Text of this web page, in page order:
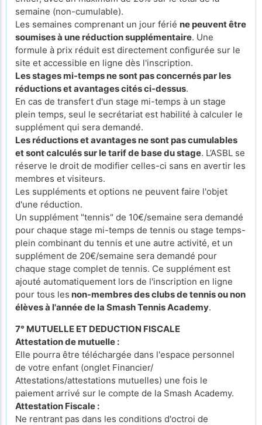
semaine (non-cumulable).
Les semaines comprenant un jour férié ne peuvent être
soumises à une réduction supplémentaire. Une
formule à prix réduit est directement configurée sur le
site et accessible en ligne dès l'inscription.
Les stages mi-temps ne sont pas concernés par les
réductions et avantages cités ci-dessus.
En cas de transfert d'un stage mi-temps à un stage
plein temps, seul le secrétariat est habilité à calculer le
supplément qui sera demandé.
Les réductions et avantages ne sont pas cumulables
et sont calculés sur le tarif de base du stage. L’ASBL se
réserve le droit de modifier celles-ci sans en avertir les
membres et visiteurs.
Les suppléments et options ne peuvent faire l'objet
d'une réduction.
Un supplément "tennis" de 10€/semaine sera demandé
pour chaque stage mi-temps de tennis ou stage temps-
plein combinant du tennis et une autre activité, et un
supplément de 20€/semaine sera demandé pour
chaque stage complet de tennis. Ce supplément est
ajouté automatiquement lors de l'inscription en ligne
pour tous les non-membres des clubs de tennis ou non
élèves à l'année de la Smash Tennis Academy.
7° MUTUELLE ET DEDUCTION FISCALE
Attestation de mutuelle :
Elle pourra être téléchargée dans l'espace personnel
de votre enfant (onglet Financier/
Attestations/attestations mutuelles) une fois le
paiement arrivé sur le compte de la Smash Academy.
Attestation Fiscale :
Ne rentrant pas dans les conditions d'octroi de